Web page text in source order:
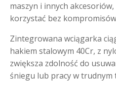
maszyn i innych
korzystać bez
Zintegrowana wciągarka
hakiem stalowym 40Cr, z
zwiększa zdolność do
śniegu lub pracy w trudnym